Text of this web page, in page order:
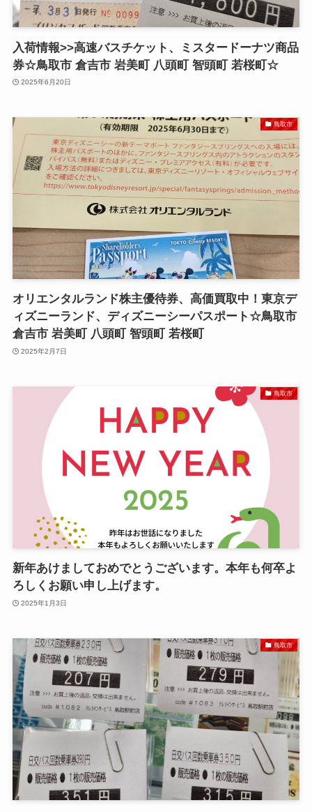
入荷情報>>高速バスチケット、ミスタードーナツ商品
券☆鳥取市 倉吉市 岩美町 八頭町 智頭町 若桜町☆
2025年6月20日
鳥取市
オリエンタルランド株主優待券、高価買取中！東京デ
ィズニーランド、ディズニーシーパスポート☆鳥取市
倉吉市 岩美町 八頭町 智頭町 若桜町
2025年2月7日
鳥取市
新年あけましておめでとうございます。本年も何卒よ
ろしくお願い申し上げます。
2025年1月3日
鳥取市